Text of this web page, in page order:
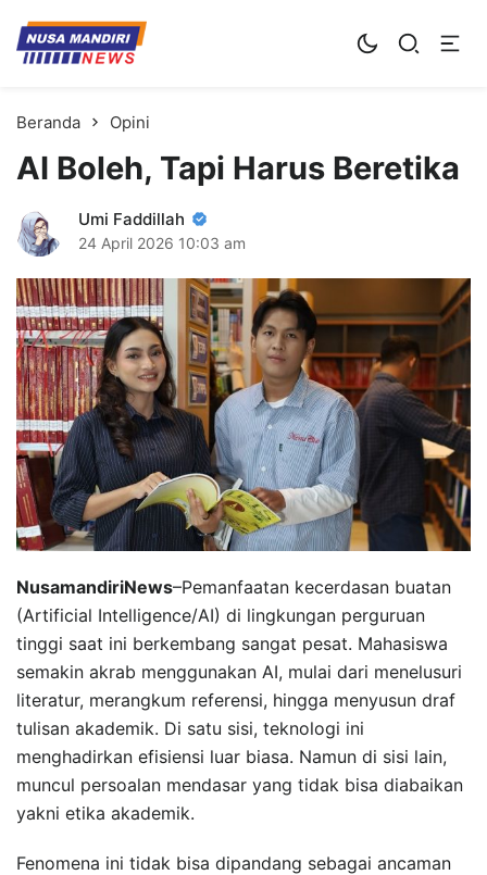
Kampus Digital Bisnis
Universitas Nusa Mandiri
Beranda Opini
AI Boleh, Tapi Harus Beretika
Umi Faddillah
24 April 2026 10:03 am
NusamandiriNews–Pemanfaatan kecerdasan buatan
(Artificial Intelligence/AI) di lingkungan perguruan
tinggi saat ini berkembang sangat pesat. Mahasiswa
semakin akrab menggunakan AI, mulai dari menelusuri
literatur, merangkum referensi, hingga menyusun draf
tulisan akademik. Di satu sisi, teknologi ini
menghadirkan efisiensi luar biasa. Namun di sisi lain,
muncul persoalan mendasar yang tidak bisa diabaikan
yakni etika akademik.
Fenomena ini tidak bisa dipandang sebagai ancaman